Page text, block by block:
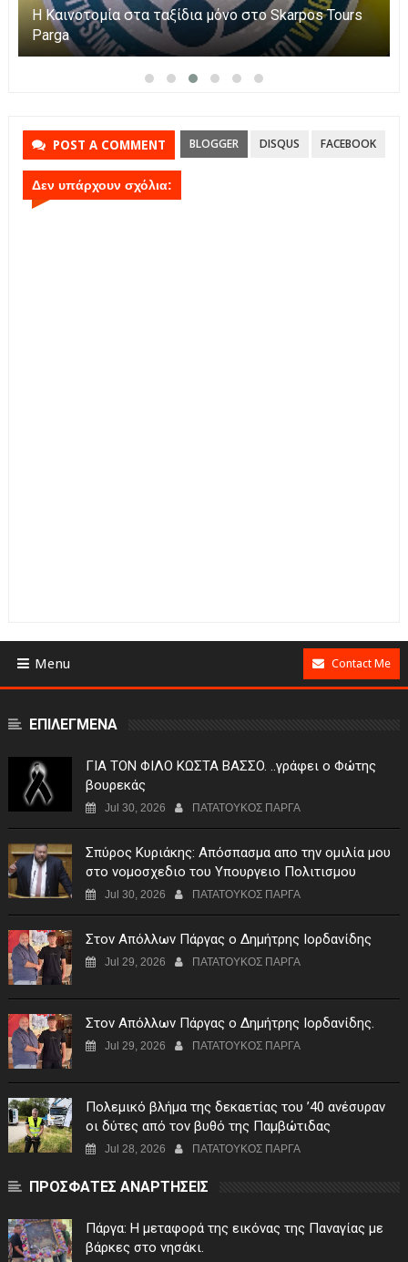
Η Καινοτομία στα ταξίδια μόνο στο Skarpos Tours
Parga
POST A COMMENT BLOGGER DISQUS FACEBOOK
Δεν υπάρχουν σχόλια:
Menu Contact Me
ΕΠΙΛΕΓΜΕΝΑ
ΓIA TON ΦIΛO KΩΣTA BAΣΣO. ..γράφει ο Φώτης
βουρεκάς
Jul 30, 2026 ΠΑΤΑΤΟΥΚΟΣ ΠΑΡΓΑ
Σπύρος Κυριάκης: Απόσπασμα απο την ομιλία μου
στο νομοσχεδιο του Υπουργειο Πολιτισμου
Jul 30, 2026 ΠΑΤΑΤΟΥΚΟΣ ΠΑΡΓΑ
Στον Απόλλων Πάργας ο Δημήτρης Ιορδανίδης
Jul 29, 2026 ΠΑΤΑΤΟΥΚΟΣ ΠΑΡΓΑ
Στον Απόλλων Πάργας ο Δημήτρης Ιορδανίδης.
Jul 29, 2026 ΠΑΤΑΤΟΥΚΟΣ ΠΑΡΓΑ
Πολεμικό βλήμα της δεκαετίας του ’40 ανέσυραν
οι δύτες από τον βυθό της Παμβώτιδας
Jul 28, 2026 ΠΑΤΑΤΟΥΚΟΣ ΠΑΡΓΑ
ΠΡΟΣΦΑΤΕΣ ΑΝΑΡΤΗΣΕΙΣ
Πάργα: Η μεταφορά της εικόνας της Παναγίας με
βάρκες στο νησάκι.